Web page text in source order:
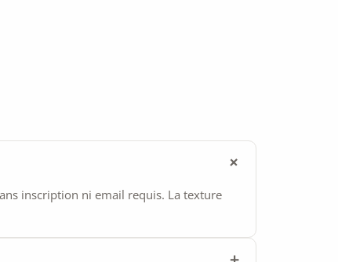
inscription ni email requis. La texture